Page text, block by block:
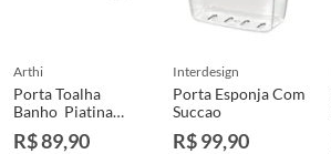
arthi
Porta Toalha
Banho Piatina
Black 3m
R$ 89,90
interdesign
Porta Esponja Com
Succao
R$ 99,90